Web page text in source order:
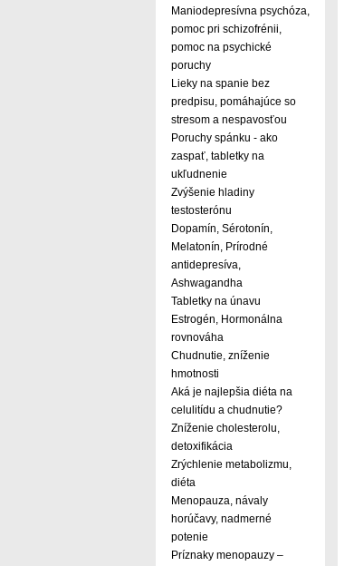
Maniodepresívna psychóza,
pomoc pri schizofrénii,
pomoc na psychické
poruchy
Lieky na spanie bez
predpisu, pomáhajúce so
stresom a nespavosťou
Poruchy spánku - ako
zaspať, tabletky na
ukľudnenie
Zvýšenie hladiny
testosterónu
Dopamín, Sérotonín,
Melatonín, Prírodné
antidepresíva,
Ashwagandha
Tabletky na únavu
Estrogén, Hormonálna
rovnováha
Chudnutie, zníženie
hmotnosti
Aká je najlepšia diéta na
celulitídu a chudnutie?
Zníženie cholesterolu,
detoxifikácia
Zrýchlenie metabolizmu,
diéta
Menopauza, návaly
horúčavy, nadmerné
potenie
Príznaky menopauzy –